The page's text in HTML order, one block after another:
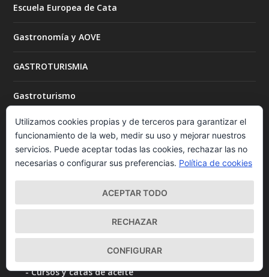
Escuela Europea de Cata
Gastronomía y AOVE
GASTROTURISMIA
Gastroturismo
Museos Etnológicos
OLEOTURISMO
Actividades para niños
Almazaras históricas
Cursos y catas de aceite
Utilizamos cookies propias y de terceros para garantizar el
funcionamiento de la web, medir su uso y mejorar nuestros
servicios. Puede aceptar todas las cookies, rechazar las no
necesarias o configurar sus preferencias. Política de cookies
ACEPTAR TODO
RECHAZAR
CONFIGURAR